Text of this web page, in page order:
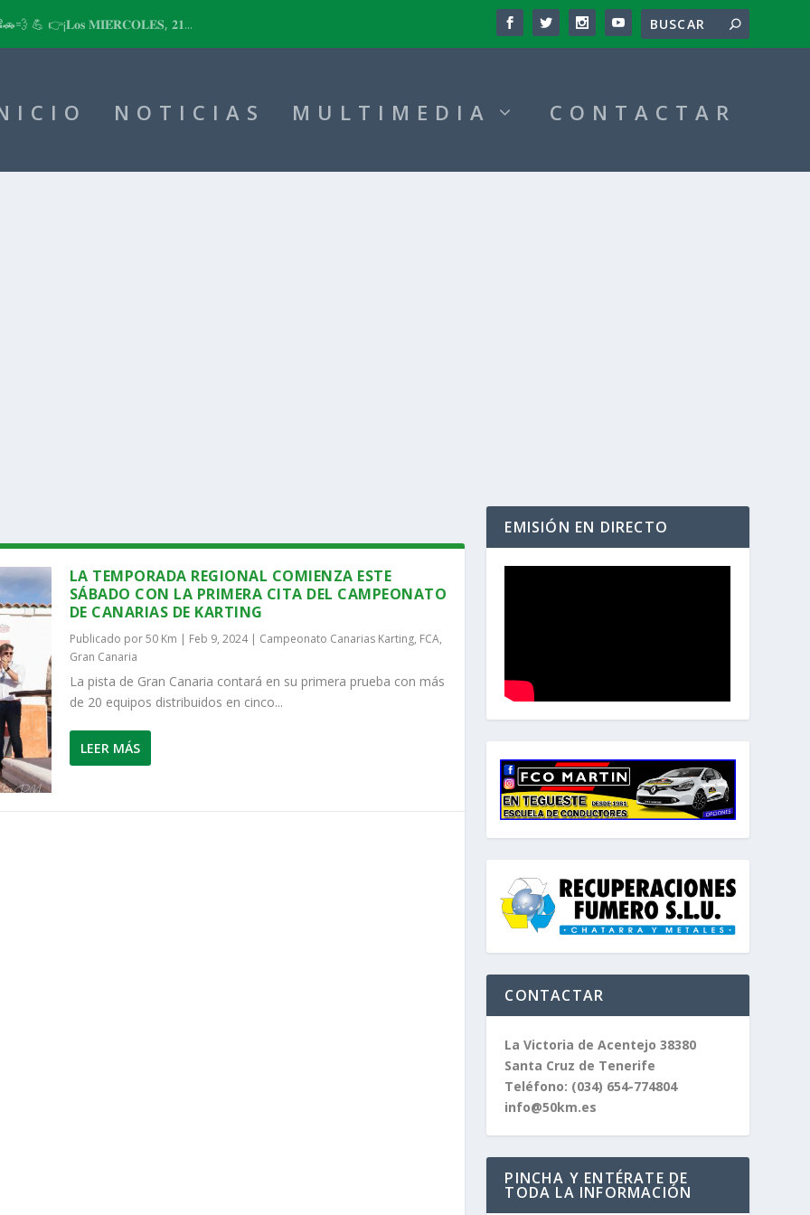
💪 👉¡𝐋𝐨𝐬 𝐌𝐈𝐄́𝐑𝐂𝐎𝐋𝐄𝐒, 𝟐𝟏...
NOTICIAS MULTIMEDIA CONTACTAR
LA TEMPORADA REGIONAL COMIENZA ESTE
SÁBADO CON LA PRIMERA CITA DEL CAMPEONATO
DE CANARIAS DE KARTING
Publicado por50 Km | Feb 9, 2024| Campeonato Canarias Karting, FCA,
Gran Canaria
La pista de Gran Canaria contará en su primera prueba con más
de 20 equipos distribuidos en cinco...
LEER MÁS
EMISIÓN EN DIRECTO
CONTACTAR
La Victoria de Acentejo 38380
Santa Cruz de Tenerife
Teléfono: (034) 654-774804
info@50km.es
PINCHA Y ENTÉRATE DE
TODA LA INFORMACIÓN